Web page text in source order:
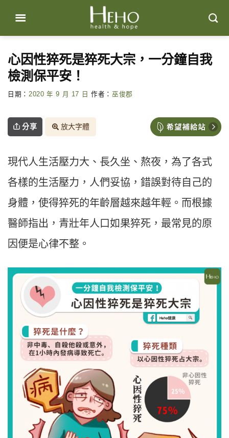
content
⼼因性猝死是猝死⼤宗，⼀分鐘⾃我
檢測保平安！
日期： 2020 年 9 月 17 日 作者： 巫俊郡
分享 放大字體
現代人生活壓力大、長久坐、熬夜，為了各式
各樣的生活壓力，人們妥協，錯誤對待自己的
身體，使得猝死的年齡層越來越年輕。而根據
醫師指出，青壯年人口如果猝死，最常見的原
因便是心律不整。